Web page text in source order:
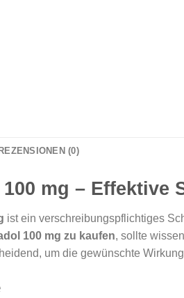
(0)
mg – Effektive
ist ein verschreibungspflichtiges
100 mg zu kaufen, sollte
um die gewünschte